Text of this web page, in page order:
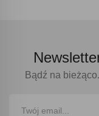
Bądź na